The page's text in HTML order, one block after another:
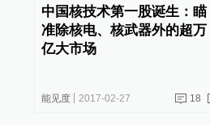
中国核技术第一股诞生：瞄
准除核电、核武器外的超万
亿大市场
能见度 2017-02-27 18